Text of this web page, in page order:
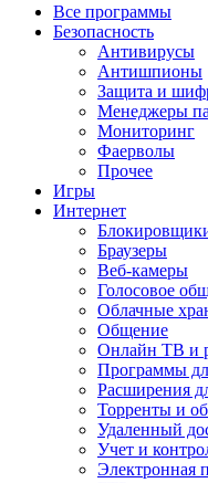
Все программы
Безопасность
Антивирусы
Антишпионы
Защита и
Менеджеры
Мониторинг
Фаерволы
Прочее
Игры
Интернет
Браузеры
Веб-камеры
Голосовое
Облачные
Общение
Онлайн ТВ и
Программы
Расширения
Торренты и
Удаленный
Учет и
Электронная